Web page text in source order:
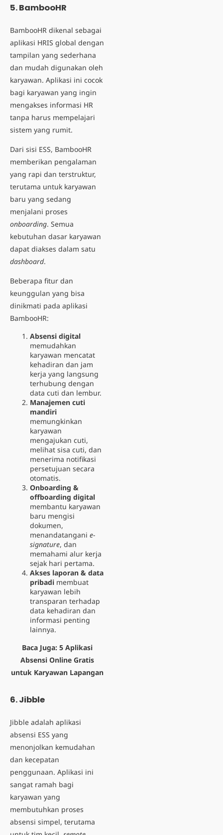
5. BambooHR
BambooHR dikenal sebagai
aplikasi HRIS global dengan
tampilan yang sederhana
dan mudah digunakan oleh
karyawan. Aplikasi ini cocok
bagi karyawan yang ingin
mengakses informasi HR
tanpa harus mempelajari
sistem yang rumit.
Dari sisi ESS, BambooHR
memberikan pengalaman
yang rapi dan terstruktur,
terutama untuk karyawan
baru yang sedang
menjalani proses
onboarding. Semua
kebutuhan dasar karyawan
dapat diakses dalam satu
dashboard.
Beberapa fitur dan
keunggulan yang bisa
dinikmati pada aplikasi
BambooHR:
Absensi digital
memudahkan
karyawan mencatat
kehadiran dan jam
kerja yang langsung
terhubung dengan
data cuti dan lembur.
Manajemen cuti
mandiri
memungkinkan
karyawan
mengajukan cuti,
melihat sisa cuti, dan
menerima notifikasi
persetujuan secara
otomatis.
Onboarding &
offboarding digital
membantu karyawan
baru mengisi
dokumen,
menandatangani e-
signature, dan
memahami alur kerja
sejak hari pertama.
Akses laporan & data
pribadi membuat
karyawan lebih
transparan terhadap
data kehadiran dan
informasi penting
lainnya.
Baca Juga: 5 Aplikasi
Absensi Online Gratis
untuk Karyawan Lapangan
6. Jibble
Jibble adalah aplikasi
absensi ESS yang
menonjolkan kemudahan
dan kecepatan
penggunaan. Aplikasi ini
sangat ramah bagi
karyawan yang
membutuhkan proses
absensi simpel, terutama